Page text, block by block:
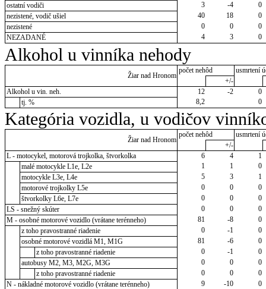
ostatní vodiči
3 -4
0
nezistené, vodič ušiel
40 18
0
nezistené
0 0
0
NEZADANÉ
4 3 0
Alkohol u vinníka nehody
Žiar nad Hronom
počet nehôd
usmrtení
+/-
Alkohol u vin. neh.
12 -2
0
tj. %
8,2 0
Kategória vozidla, u vodičov
Žiar nad Hronom
počet nehôd
usmrtení
+/-
L - motocykel, motorová trojkolka, štvorkolka
6 4
1
malé motocykle L1e, L2e
1 1
0
motocykle L3e, L4e
5 3
1
motorové trojkolky L5e
0 0
0
štvorkolky L6e, L7e
0 0
0
LS - snežný skúter
0 0
0
M - osobné motorové vozidlo (vrátane terénneho)
81 -8
0
z toho pravostranné riadenie
0 -1
0
osobné motorové vozidlá M1, M1G
81 -6
0
z toho pravostranné riadenie
0 -1
0
autobusy M2, M3, M2G, M3G
0 0
0
z toho pravostranné riadenie
0 0
0
N - nákladné motorové vozidlo (vrátane terénneho)
9 -10
0